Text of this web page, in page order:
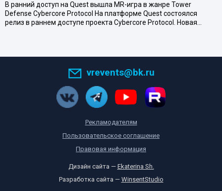
В ранний доступ на Quest вышла MR-игра в жанре Tower
Defense Cybercore Protocol На платформе Quest состоялся
релиз в раннем доступе проекта Cybercore Protocol. Новая…
vrevents@bk.ru
Рекламодателям
Пользовательское соглашение
Правовая информация
Дизайн сайта — Ekaterina Sh.
Разработка сайта — WinsentStudio